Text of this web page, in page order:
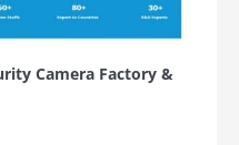
Camera Factory &